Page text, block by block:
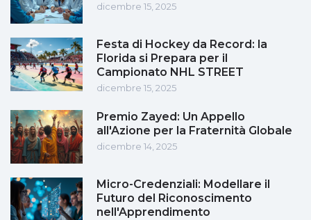
dicembre 15, 2025
Festa di Hockey da Record: la
Florida si Prepara per il
Campionato NHL STREET
dicembre 15, 2025
Premio Zayed: Un Appello
all'Azione per la Fraternità Globale
dicembre 14, 2025
Micro-Credenziali: Modellare il
Futuro del Riconoscimento
nell'Apprendimento